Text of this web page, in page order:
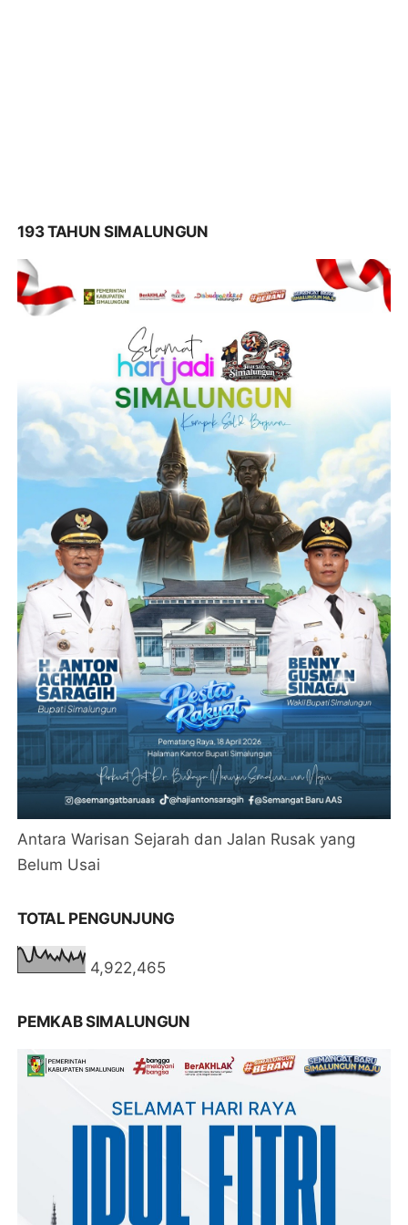
193 TAHUN SIMALUNGUN
Antara Warisan Sejarah dan Jalan Rusak yang
Belum Usai
TOTAL PENGUNJUNG
4,922,465
PEMKAB SIMALUNGUN